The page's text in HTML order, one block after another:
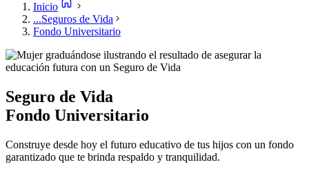
Inicio
...Seguros de Vida
Fondo Universitario
Seguro de Vida
Fondo Universitario
Construye desde hoy el futuro educativo de tus hijos con un fondo
garantizado que te brinda respaldo y tranquilidad.